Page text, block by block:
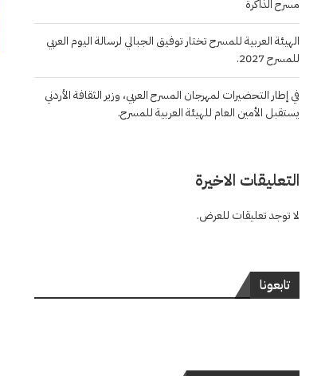
مسرح الذاكرة
الهيئة العربية للمسرح تختار توفيق الجبالي لرسالة اليوم العربي
للمسرح 2027.
في إطار التحضيرات لمهرجان المسرح العربي، وزير الثقافة الأردني
يستقبل الأمين العام للهيئة العربية للمسرح.
التعليقات الاخيرة
لا توجد تعليقات للعرض.
تابعونا